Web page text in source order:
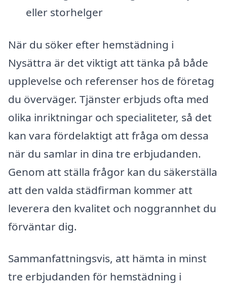
eller storhelger
När du söker efter hemstädning i
Nysättra är det viktigt att tänka på både
upplevelse och referenser hos de företag
du överväger. Tjänster erbjuds ofta med
olika inriktningar och specialiteter, så det
kan vara fördelaktigt att fråga om dessa
när du samlar in dina tre erbjudanden.
Genom att ställa frågor kan du säkerställa
att den valda städfirman kommer att
leverera den kvalitet och noggrannhet du
förväntar dig.
Sammanfattningsvis, att hämta in minst
tre erbjudanden för hemstädning i